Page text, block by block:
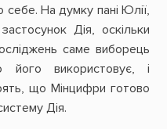
себе. На думку пані Юлії,
Дія, оскільки
саме виборець
використовує, і
що Мінцифри готово
Дія.